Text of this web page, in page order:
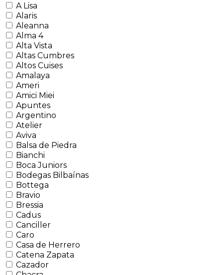
A Lisa
Alaris
Aleanna
Alma 4
Alta Vista
Altas Cumbres
Altos Cuises
Amalaya
Ameri
Amici Miei
Apuntes
Argentino
Atelier
Aviva
Balsa de Piedra
Bianchi
Boca Juniors
Bodegas Bilbaínas
Bottega
Bravio
Bressia
Cadus
Canciller
Caro
Casa de Herrero
Catena Zapata
Cazador